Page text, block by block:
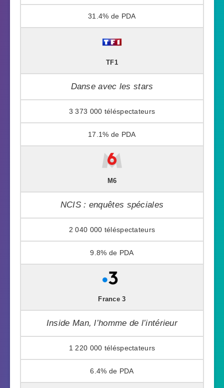
31.4%
TF1
Danse avec les stars
3 373 000
17.1%
M6
NCIS : enquêtes spéciales
2 040 000
9.8%
France 3
Inside Man, l’homme de l’intérieur
1 220 000
6.4%